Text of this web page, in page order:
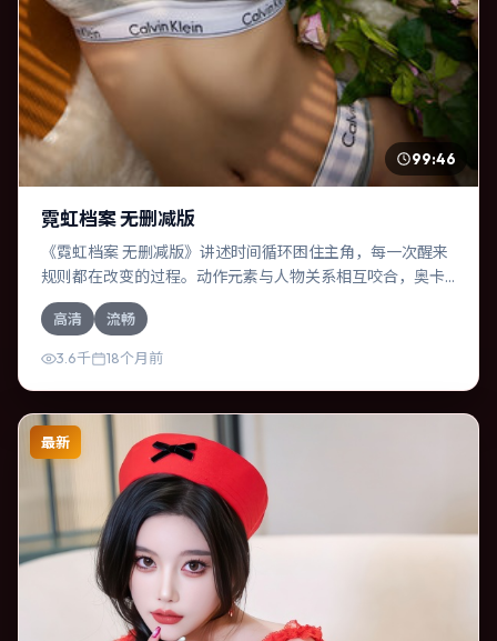
99:46
霓虹档案 无删减版
《霓虹档案 无删减版》讲述时间循环困住主角，每一次醒来
规则都在改变的过程。动作元素与人物关系相互咬合，奥卡
菲娜、段奕宏的对手戏尤为出彩。导演罗素兄弟善于在长镜
头中积蓄张力，本片亦在德国实地取景，增强真实质感。
高清 流畅
3.6千 18个月前
最新